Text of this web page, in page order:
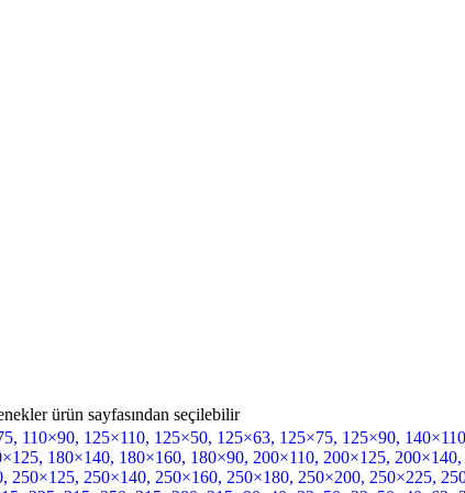
ürün sayfasından seçilebilir
, 110×90, 125×110, 125×50, 125×63, 125×75, 125×90, 140×110
, 180×140, 180×160, 180×90, 200×110, 200×125, 200×140,
, 250×125, 250×140, 250×160, 250×180, 250×200, 250×225,